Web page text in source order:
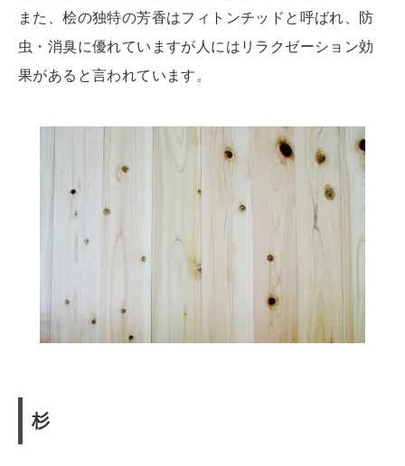
また、桧の独特の芳香はフィトンチッドと呼ばれ、防
虫・消臭に優れていますが人にはリラクゼーション効
果があると言われています。
杉